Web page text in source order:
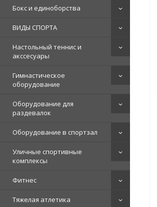
Бокс и единоборства
ВИДЫ СПОРТА
Настольный теннис и
акссесуары
Гимнастическое
оборудование
Оборудование для
раздевалок
Оборудование в спортзал
Уличные спортивные
комплексы
Фитнес
Тяжелая атлетика